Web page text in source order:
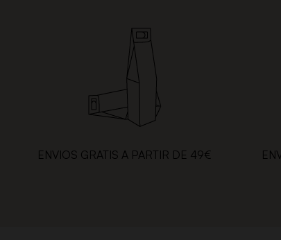
ENVIOS GRATIS A PARTIR DE 49€